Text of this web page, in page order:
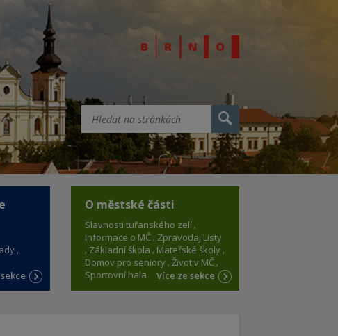
O městské části
Slavnosti tuřanského zelí
Informace o MČ Zpravodaj Listy
Základní škola
Mateřské školy
Domov pro seniory Život v MČ
Sportovní hala
Více ze sekce